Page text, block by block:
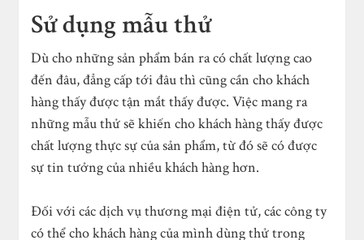
Sử dụng mẫu thử
Dù cho những sản phẩm bán ra có chất lượng cao
đến đâu, đẳng cấp tới đâu thì cũng cần cho khách
hàng thấy được tận mắt thấy được. Việc mang ra
những mẫu thử sẽ khiến cho khách hàng thấy được
chất lượng thực sự của sản phẩm, từ đó sẽ có được
sự tin tưởng của nhiều khách hàng hơn.
Đối với các dịch vụ thương mại điện tử, các công ty
có thể cho khách hàng của mình dùng thử trong